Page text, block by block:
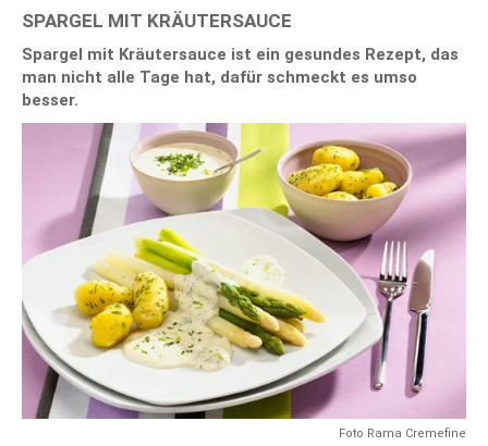
SPARGEL MIT KRÄUTERSAUCE
Spargel mit Kräutersauce ist ein gesundes Rezept, das
man nicht alle Tage hat, dafür schmeckt es umso
besser.
Foto Rama Cremefine